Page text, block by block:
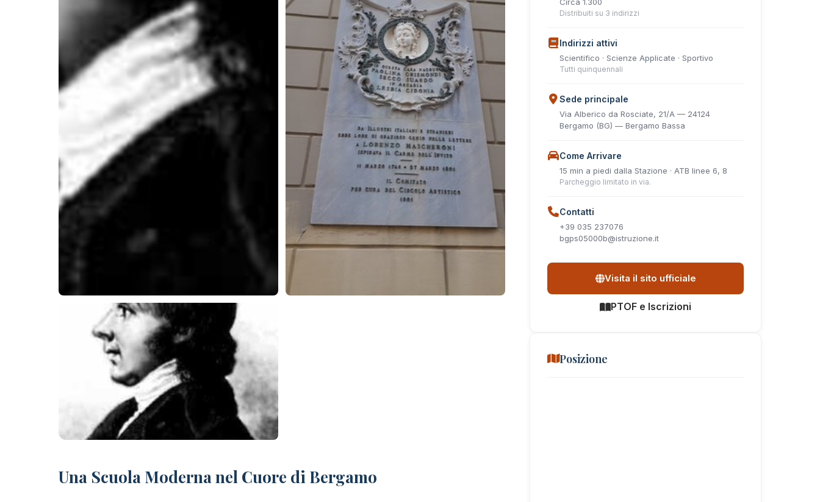
Una Scuola Moderna nel Cuore di Bergamo
Distribuiti su 3 indirizzi
Indirizzi attivi
Scientifico · Scienze Applicate · Sportivo
Tutti quinquennali
Sede principale
Via Alberico da Rosciate, 21/A — 24124
Bergamo (BG) — Bergamo Bassa
Come Arrivare
15 min a piedi dalla Stazione · ATB linee 6, 8
Parcheggio limitato in via.
Contatti
+39 035 237076
bgps05000b@istruzione.it
Visita il sito ufficiale
PTOF e Iscrizioni
Posizione